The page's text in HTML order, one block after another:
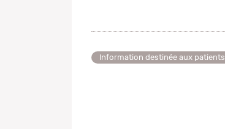
Information destinée aux patients